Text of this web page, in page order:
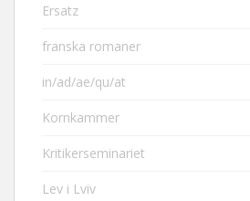
Ersatz
franska romaner
in/ad/ae/qu/at
Kornkammer
Kritikerseminariet
Lev i Lviv